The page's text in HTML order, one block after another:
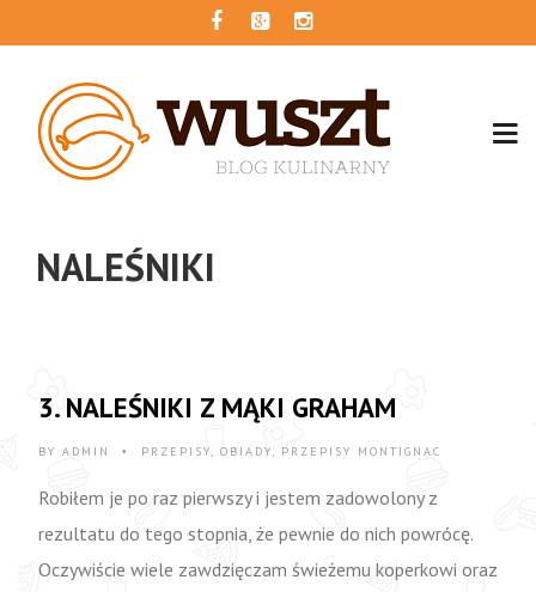
NALEŚNIKI
3. NALEŚNIKI Z MĄKI GRAHAM
BY ADMIN • PRZEPISY, OBIADY, PRZEPISY MONTIGNAC
Robiłem je po raz pierwszy i jestem zadowolony z
rezultatu do tego stopnia, że pewnie do nich powrócę.
Oczywiście wiele zawdzięczam świeżemu koperkowi oraz